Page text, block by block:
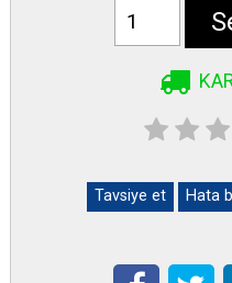
Tavsiye et Hata